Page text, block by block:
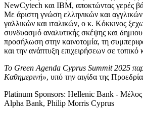
NewCytech και IBM, αποκτώντας γερές
Με άριστη γνώση ελληνικών και αγγλικών
γαλλικών και ιταλικών, ο κ. Κόκκινος
συνδυασμό αναλυτικής σκέψης και
προσήλωση στην καινοτομία, τη
και την ανάπτυξη επιχειρήσεων σε τοπικό
Το Green Agenda Cyprus Summit 2025
Καθημερινή», υπό την αιγίδα της
Platinum Sponsors: Hellenic Bank -
Alpha Bank, Philip Morris Cyprus